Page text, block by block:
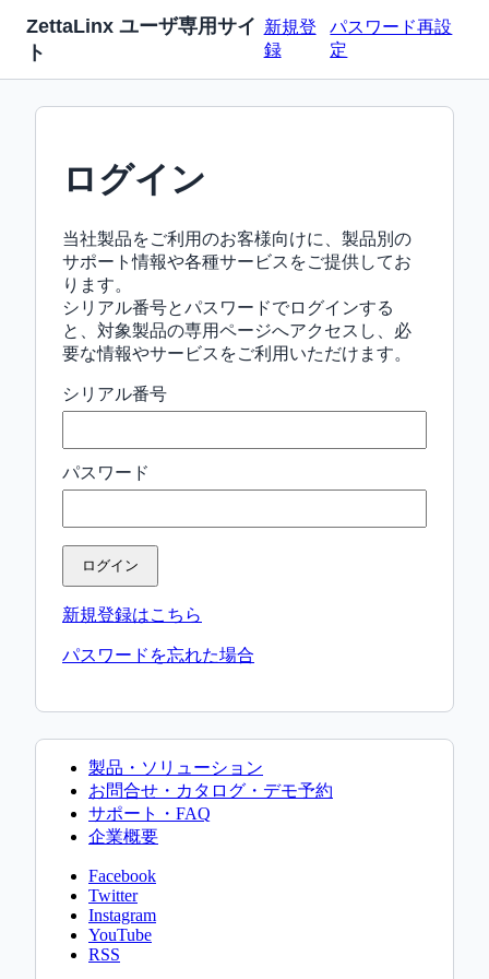
ZettaLinx ユーザ専用サイ
ト
新規登
録
パスワード再設
定
ログイン
当社製品をご利用のお客様向けに、製品別の
サポート情報や各種サービスをご提供してお
ります。
シリアル番号とパスワードでログインする
と、対象製品の専用ページへアクセスし、必
要な情報やサービスをご利用いただけます。
シリアル番号
パスワード
ログイン
新規登録はこちら
パスワードを忘れた場合